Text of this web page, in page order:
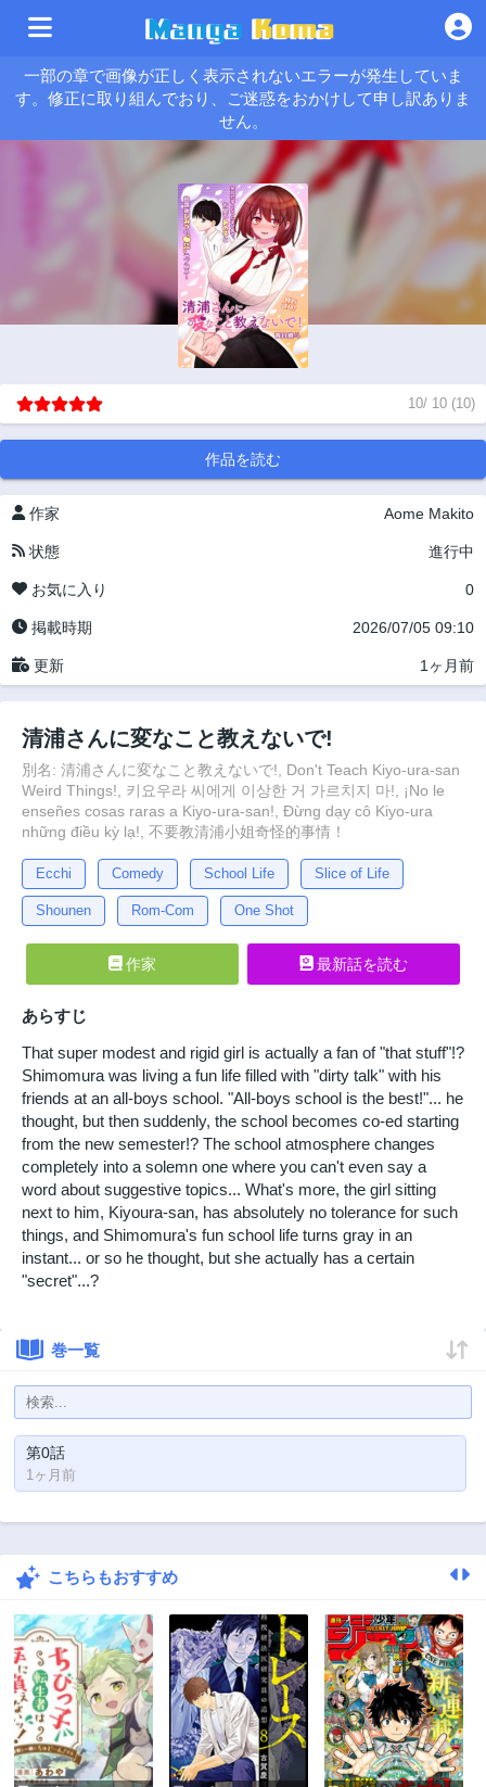
一部の章で画像が正しく表示されないエラーが発生していま
す。修正に取り組んでおり、ご迷惑をおかけして申し訳ありま
せん。
10/ 10 (10)
作品を読む
作家 Aome Makito
状態 進行中
お気に入り 0
掲載時期 2026/07/05 09:10
更新 1ヶ月前
清浦さんに変なこと教えないで!
別名: 清浦さんに変なこと教えないで!, Don't Teach Kiyo-ura-san
Weird Things!, 키요우라 씨에게 이상한 거 가르치지 마!, ¡No le
enseñes cosas raras a Kiyo-ura-san!, Đừng dạy cô Kiyo-ura
những điều kỳ lạ!, 不要教清浦小姐奇怪的事情！
Ecchi Comedy School Life Slice of Life
Shounen Rom-Com One Shot
作家 最新話を読む
あらすじ
That super modest and rigid girl is actually a fan of "that stuff"!?
Shimomura was living a fun life filled with "dirty talk" with his
friends at an all-boys school. "All-boys school is the best!"... he
thought, but then suddenly, the school becomes co-ed starting
from the new semester!? The school atmosphere changes
completely into a solemn one where you can't even say a
word about suggestive topics... What's more, the girl sitting
next to him, Kiyoura-san, has absolutely no tolerance for such
things, and Shimomura's fun school life turns gray in an
instant... or so he thought, but she actually has a certain
"secret"...?
巻一覧
第0話
1ヶ月前
こちらもおすすめ